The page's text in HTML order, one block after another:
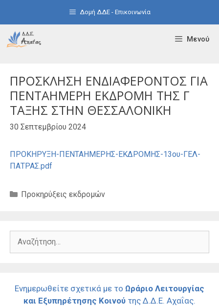
Δομή ΔΔΕ - Επικοινωνία
Μενού
ΠΡΟΣΚΛΗΣΗ ΕΝΔΙΑΦΕΡΟΝΤΟΣ ΓΙΑ
ΠΕΝΤΑΗΜΕΡΗ ΕΚΔΡΟΜΗ ΤΗΣ Γ
ΤΑΞΗΣ ΣΤΗΝ ΘΕΣΣΑΛΟΝΙΚΗ
30 Σεπτεμβρίου 2024
ΠΡΟΚΗΡΥΞΗ-ΠΕΝΤΑΗΜΕΡΗΣ-ΕΚΔΡΟΜΗΣ-13ου-ΓΕΛ-
ΠΑΤΡΑΣ.pdf
Κατηγορίες
Προκηρύξεις εκδρομών
Αναζήτηση
Ενημερωθείτε σχετικά με το Ωράριο Λειτουργίας
και Εξυπηρέτησης Κοινού της Δ.Δ.Ε. Αχαΐας.